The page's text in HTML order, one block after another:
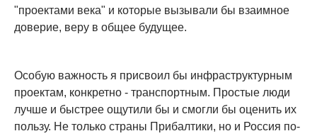
"проектами века" и которые вызывали бы взаимное
доверие, веру в общее будущее.
Особую важность я присвоил бы инфраструктурным
проектам, конкретно - транспортным. Простые люди
лучше и быстрее ощутили бы и смогли бы оценить их
пользу. Не только страны Прибалтики, но и Россия по-